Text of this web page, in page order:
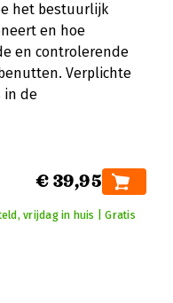
het bestuurlijk
en hoe
en controlerende
Verplichte
in de
€ 39,95
vrijdag in huis | Gratis